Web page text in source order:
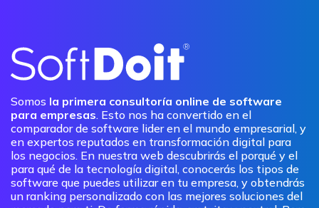
Somos la primera consultoría online de software
para empresas. Esto nos ha convertido en el
comparador de software lider en el mundo empresarial, y
en expertos reputados en transformación digital para
los negocios. En nuestra web descubrirás el porqué y el
para qué de la tecnología digital, conocerás los tipos de
software que puedes utilizar en tu empresa, y obtendrás
un ranking personalizado con las mejores soluciones del